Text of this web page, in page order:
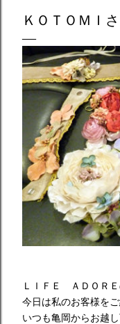
ＫＯＴＯＭＩ
ＬＩＦＥ ＡＤＯＲ
今日は私のお客様を
いつも亀岡からお越